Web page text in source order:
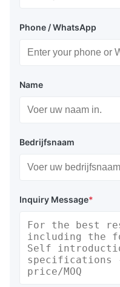
Phone / WhatsApp
Name
Bedrijfsnaam
Inquiry Message*